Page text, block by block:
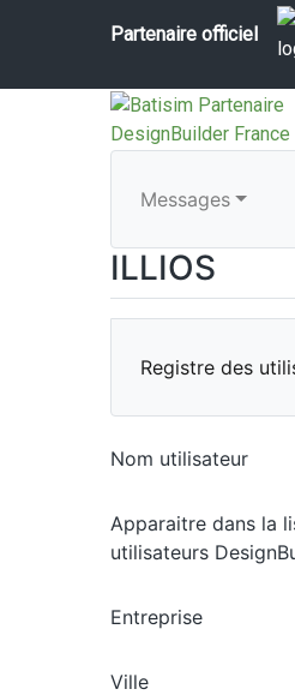
Partenaire officiel
Messages
ILLIOS
Registre des
Nom utilisateur
Apparaitre dans la
utilisateurs
Entreprise
Ville